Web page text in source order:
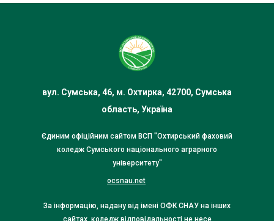
вул. Сумська, 46, м. Охтирка, 42700, Сумська
область, Україна
Єдиним офіційним сайтом ВСП "Охтирський фаховий
коледж Сумського національного аграрного
університету"
ocsnau.net
За інформацію, надану від імені ОФК СНАУ на інших
сайтах, коледж відповідальності не несе